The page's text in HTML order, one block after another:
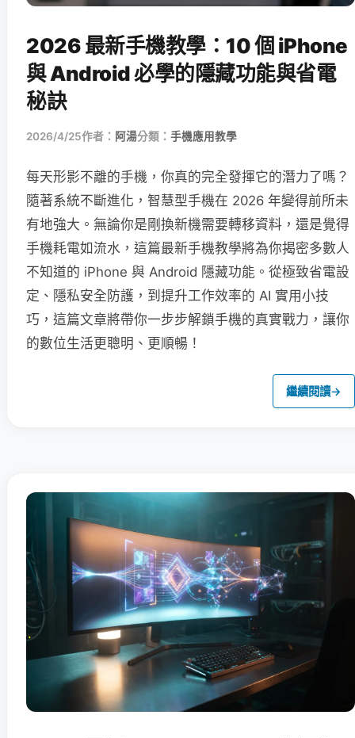
2026 最新手機教學：10 個 iPhone
與 Android 必學的隱藏功能與省電
秘訣
2026/4/25作者： 阿湯分類： 手機應用教學
每天形影不離的手機，你真的完全發揮它的潛力了嗎？
隨著系統不斷進化，智慧型手機在 2026 年變得前所未
有地強大。無論你是剛換新機需要轉移資料，還是覺得
手機耗電如流水，這篇最新手機教學將為你揭密多數人
不知道的 iPhone 與 Android 隱藏功能。從極致省電設
定、隱私安全防護，到提升工作效率的 AI 實用小技
巧，這篇文章將帶你一步步解鎖手機的真實戰力，讓你
的數位生活更聰明、更順暢！
繼續閱讀→